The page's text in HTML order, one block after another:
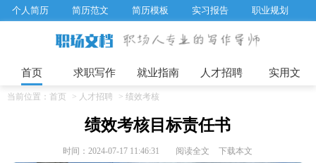
个人简历 简历范文 简历模板 实习报告
职业规划
求职面试题目
招聘选拔 企业文化
工作计划
首页 求职写作 就业指南 人才招聘 实用文
当前位置： 首页 > 人才招聘 > 绩效考核
绩效考核目标责任书
时间：2024-07-17 11:46:31 阅读全文 下载本文